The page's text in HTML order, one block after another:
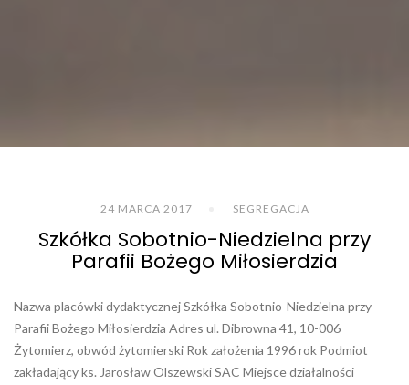
24 MARCA 2017 SEGREGACJA
Szkółka Sobotnio-Niedzielna przy
Parafii Bożego Miłosierdzia
Nazwa placówki dydaktycznej Szkółka Sobotnio-Niedzielna przy
Parafii Bożego Miłosierdzia Adres ul. Dibrowna 41, 10-006
Żytomierz, obwód żytomierski Rok założenia 1996 rok Podmiot
zakładający ks. Jarosław Olszewski SAC Miejsce działalności